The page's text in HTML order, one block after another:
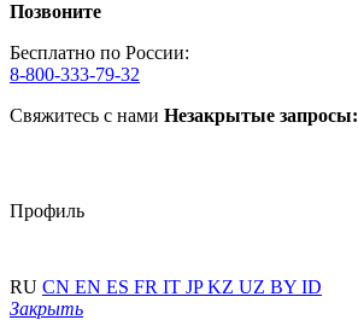
Позвоните
Бесплатно по России:
8-800-333-79-32
Свяжитесь с нами Незакрытые запросы:
Профиль
RU CN EN ES FR IT JPKZ UZ BY ID
Закрыть